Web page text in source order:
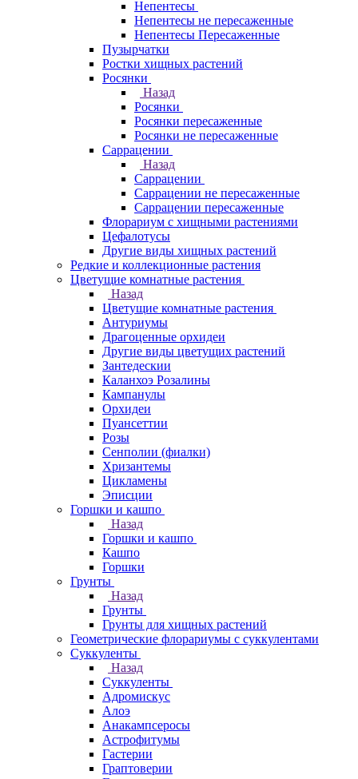
Непентесы
Непентесы не пересаженные
Непентесы Пересаженные
Пузырчатки
Ростки хищных растений
Росянки
Назад
Росянки
Росянки пересаженные
Росянки не пересаженные
Саррацении
Назад
Саррацении
Саррацении не пересаженные
Саррацении пересаженные
Флорариум с хищными растениями
Цефалотусы
Другие виды хищных растений
Редкие и коллекционные растения
Цветущие комнатные растения
Назад
Цветущие комнатные растения
Антуриумы
Драгоценные орхидеи
Другие виды цветущих растений
Зантедескии
Каланхоэ Розалины
Кампанулы
Орхидеи
Пуансеттии
Розы
Сенполии (фиалки)
Хризантемы
Цикламены
Эписции
Горшки и кашпо
Назад
Горшки и кашпо
Кашпо
Горшки
Грунты
Назад
Грунты
Грунты для хищных растений
Геометрические флорариумы с суккулентами
Суккуленты
Назад
Суккуленты
Адромискус
Алоэ
Анакампсеросы
Астрофитумы
Гастерии
Граптоверии